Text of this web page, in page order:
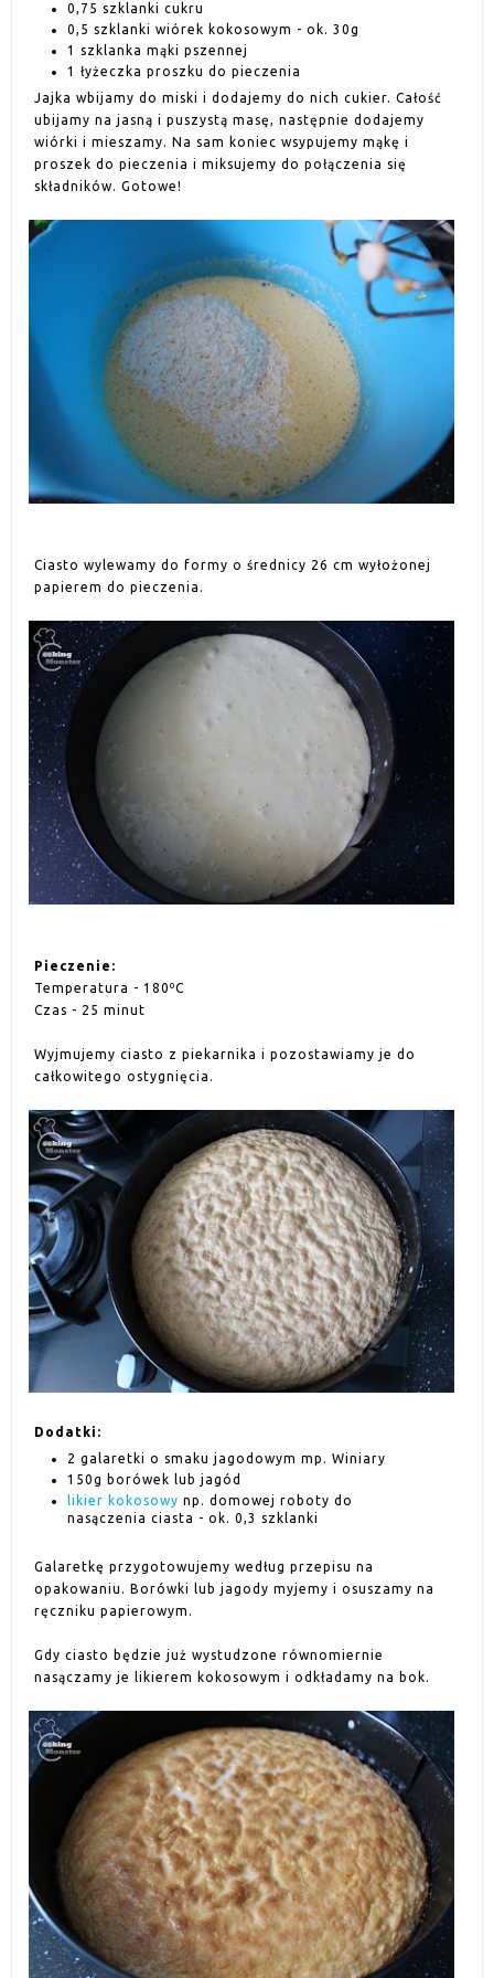
0,75 szklanki cukru
0,5 szklanki wiórek kokosowym - ok. 30g
1 szklanka mąki pszennej
1 łyżeczka proszku do pieczenia
Jajka wbijamy do miski i dodajemy do nich cukier. Całość
ubijamy na jasną i puszystą masę, następnie dodajemy
wiórki i mieszamy. Na sam koniec wsypujemy mąkę i
proszek do pieczenia i miksujemy do połączenia się
składników. Gotowe!
Ciasto wylewamy do formy o średnicy 26 cm wyłożonej
papierem do pieczenia.
Pieczenie:
Temperatura - 180ºC
Czas - 25 minut
Wyjmujemy ciasto z piekarnika i pozostawiamy je do
całkowitego ostygnięcia.
Dodatki:
2 galaretki o smaku jagodowym mp. Winiary
150g borówek lub jagód
likier kokosowy np. domowej roboty do
nasączenia ciasta - ok. 0,3 szklanki
Galaretkę przygotowujemy według przepisu na
opakowaniu. Borówki lub jagody myjemy i osuszamy na
ręczniku papierowym.
Gdy ciasto będzie już wystudzone równomiernie
nasączamy je likierem kokosowym i odkładamy na bok.